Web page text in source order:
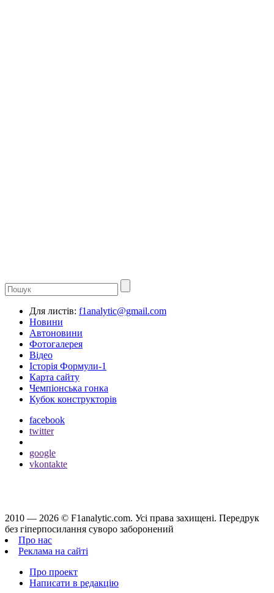
Для листів: f1analytic@gmail.com
Новини
Автоновини
Фотогалерея
Відео
Історія Формули-1
Карта сайту
Чемпіонська гонка
Кубок конструкторів
facebook
twitter
google
vkontakte
2010 — 2026 © F1analytic.com. Усi права захищенi. Передрук
без гіперпосилання суворо заборонений
Про нас
Реклама на сайті
Про проект
Написати в редакцію